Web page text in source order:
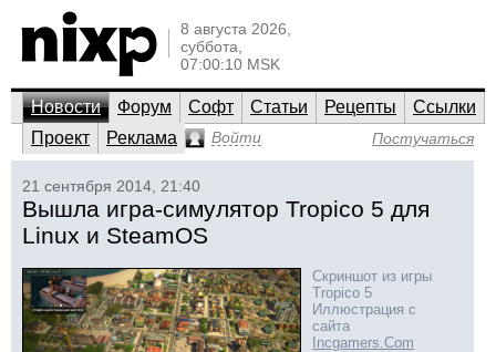
8 августа 2026,
суббота,
07:00:10 MSK
Новости Форум Софт Статьи Рецепты
Ссылки
Проект
Реклама Войти Постучаться
21 сентября 2014, 21:40
Вышла игра-симулятор Tropico 5 для
Linux и SteamOS
Скриншот из игры
Tropico 5
Иллюстрация с
сайта
Incgamers.Com